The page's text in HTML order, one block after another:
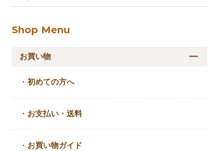
Shop Menu
お買い物
・初めての方へ
・ お支払い・送料
・ お買い物ガイド